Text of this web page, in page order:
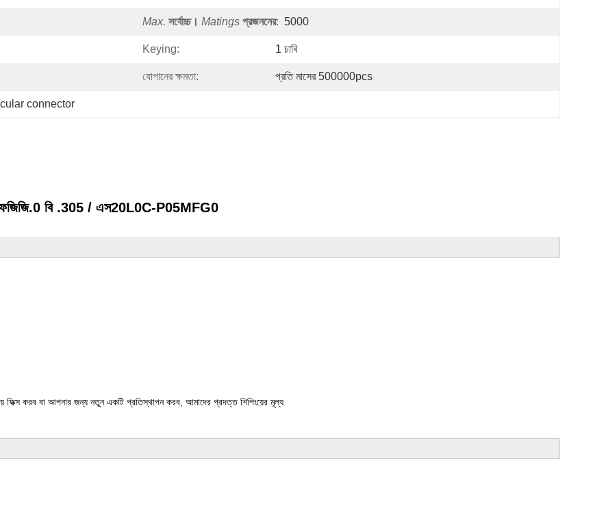
Max. সর্বোচ্চ। Matings প্রজননের: 5000
Keying: 1 চাবি
যোগানের ক্ষমতা: প্রতি মাসের 500000pcs
connector
বি .305 / এস20L0C-P05MFG0
ফিক্স করব বা আপনার জন্য নতুন একটি প্রতিস্থাপন করব, আমাদের প্রদত্ত শিপিংয়ের মূল্য